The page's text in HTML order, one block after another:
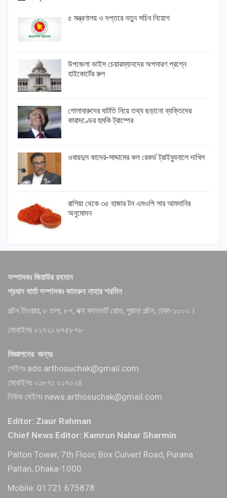
৫ মন্ত্রণালয় ও দপ্তরে নতুন সচিব নিয়োগ
উপজেলা ভাইস চেয়ারম্যানদের অপসারণ প্রশ্নে
হাইকোর্টের রুল
গোলাবারুদের ঘাটতি নিয়ে তথ্য ছড়ানো ব্যক্তিদের
কারাদণ্ডের হুমকি ট্রাম্পের
ওবায়দুল কাদের-সাদ্দামের কল রেকর্ড ট্রাইব্যুনালে দাখিল
রাশিয়া থেকে ৩৫ হাজার টন এমওপি সার আমদানির
অনুমোদন
সম্পাদকঃ জিয়াউর রহমান
প্রধান বার্তা সম্পাদকঃ কামরুন নাহার শরমিন
পল্টন টাওয়ার, ৮ তলা, ৮৭, বক্স কালভার্ট রোড, পুরানা পল্টন, ঢাকা-১০০০।
মোবাইলঃ ০১৭২১ ৬৭৫৮৭৮
বিজ্ঞাপনের জন্যঃ
মেইলঃ ads.arthosuchak@gmail.com
মোবাইলঃ ০১৮৭১ ০১৭০২৪
নিউজ মেইলঃ news.arthosuchak@gmail.com
Editor: Ziaur Rahman
Chief News Editor: Kamrun Nahar Sharmin
Palton Tower, 7th Floor, Box Culvert Road, Purana
Paltan, Dhaka-1000.
Mobile: 01721 675878